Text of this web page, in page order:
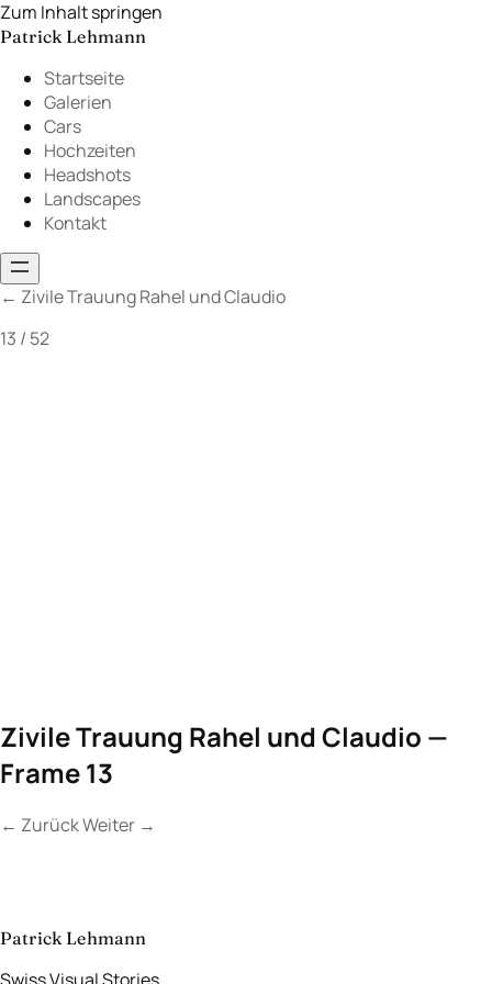
Zum Inhalt springen
Patrick Lehmann
Startseite
Galerien
Cars
Hochzeiten
Headshots
Landscapes
Kontakt
← Zivile Trauung Rahel und Claudio
13 / 52
Zivile Trauung Rahel und Claudio —
Frame 13
← ZurückWeiter →
aufnehmen→
Patrick Lehmann